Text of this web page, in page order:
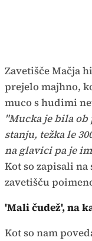
Zavetišče Mačja
prejelo majhno,
muco s hudimi
"Mucka je bila
stanju, težka le
na glavici pa je
Kot so zapisali
zavetišču
'Mali čudež', na
Kot so nam